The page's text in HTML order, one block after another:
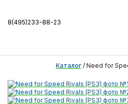
8(495)233-88-23
Каталог/ Need for